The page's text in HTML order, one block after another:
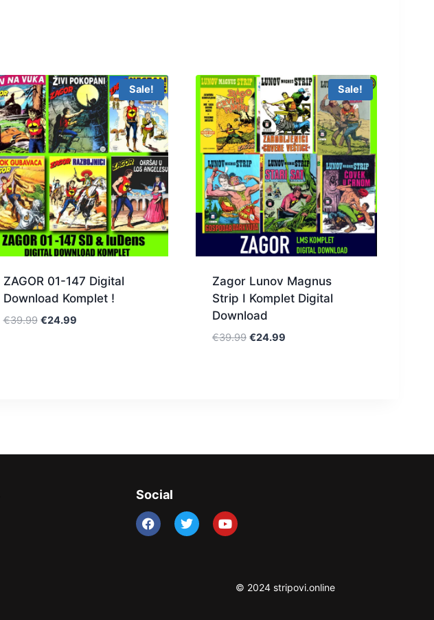
Sale!
ZAGOR 01-147 Digital
Download Komplet !
€39.99 €24.99
Sale!
Zagor Lunov Magnus
Strip I Komplet Digital
Download
€39.99 €24.99
Social
© 2024 stripovi.online